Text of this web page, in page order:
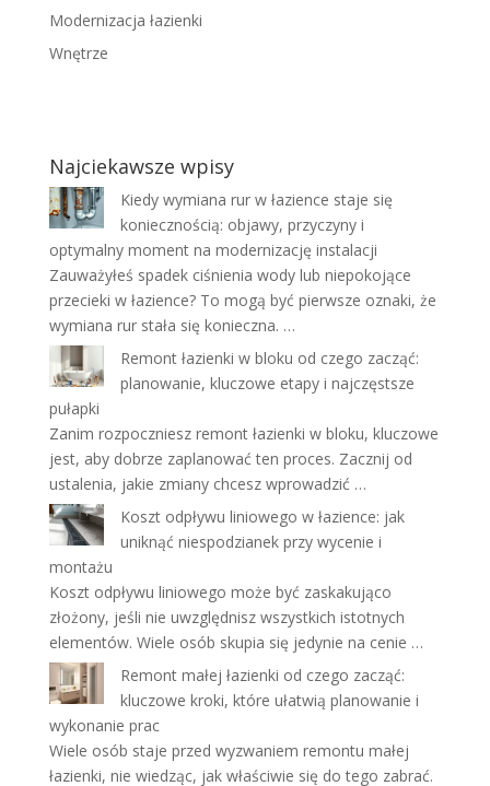
Modernizacja łazienki
Wnętrze
Najciekawsze wpisy
Kiedy wymiana rur w łazience staje się
koniecznością: objawy, przyczyny i
optymalny moment na modernizację instalacji
Zauważyłeś spadek ciśnienia wody lub niepokojące
przecieki w łazience? To mogą być pierwsze oznaki, że
wymiana rur stała się konieczna. …
Remont łazienki w bloku od czego zacząć:
planowanie, kluczowe etapy i najczęstsze
pułapki
Zanim rozpoczniesz remont łazienki w bloku, kluczowe
jest, aby dobrze zaplanować ten proces. Zacznij od
ustalenia, jakie zmiany chcesz wprowadzić …
Koszt odpływu liniowego w łazience: jak
uniknąć niespodzianek przy wycenie i
montażu
Koszt odpływu liniowego może być zaskakująco
złożony, jeśli nie uwzględnisz wszystkich istotnych
elementów. Wiele osób skupia się jedynie na cenie …
Remont małej łazienki od czego zacząć:
kluczowe kroki, które ułatwią planowanie i
wykonanie prac
Wiele osób staje przed wyzwaniem remontu małej
łazienki, nie wiedząc, jak właściwie się do tego zabrać.